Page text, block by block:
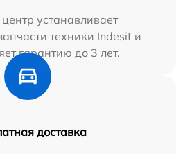
устанавливает
техники Indesit и
гарантию до 3 лет.
доставка